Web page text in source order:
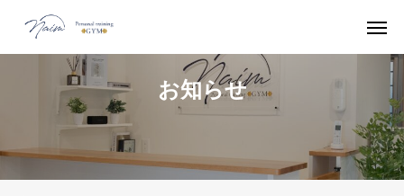
お知らせ
お知らせ
コース・料金一覧 入会までの流れ